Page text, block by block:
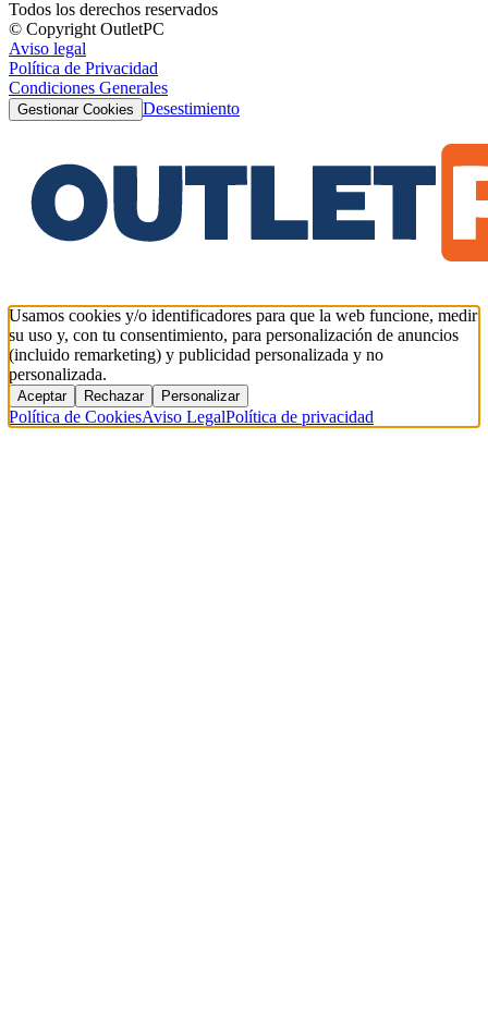
Todos los derechos reservados
© Copyright OutletPC
Aviso legal
Política de Privacidad
Condiciones Generales
Gestionar Cookies Desestimiento
Usamos cookies y/o identificadores para que la web funcione, medir
su uso y, con tu consentimiento, para personalización de anuncios
(incluido remarketing) y publicidad personalizada y no
personalizada.
Aceptar Rechazar Personalizar
Política de CookiesAviso LegalPolítica de privacidad